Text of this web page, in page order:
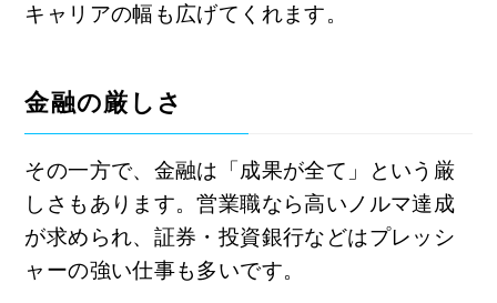
キャリアの幅も広げてくれます。
金融の厳しさ
その一方で、金融は「成果が全て」という厳
しさもあります。営業職なら高いノルマ達成
が求められ、証券・投資銀行などはプレッシ
ャーの強い仕事も多いです。